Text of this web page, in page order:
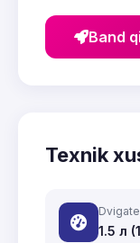
Band
Texnik
1.5 л